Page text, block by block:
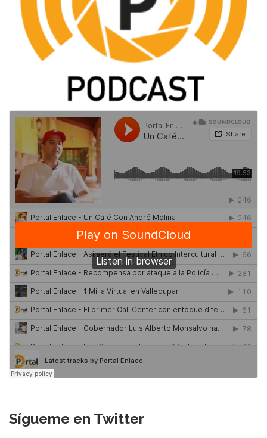
Sígueme en Twitter